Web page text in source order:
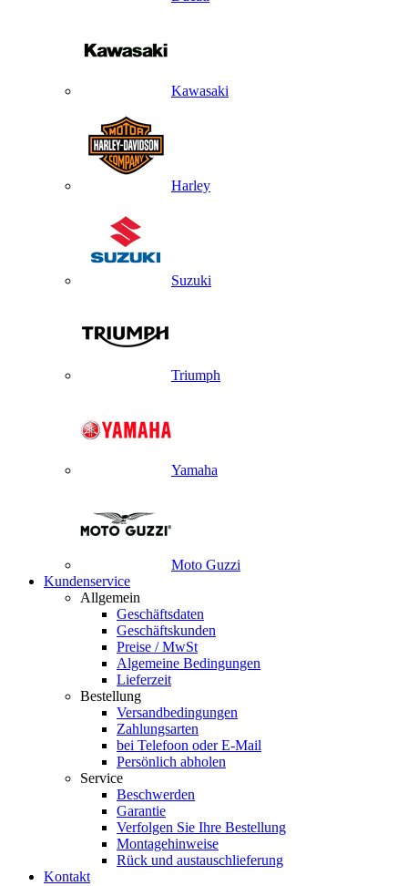
Kawasaki
Harley
Suzuki
Triumph
Yamaha
Moto Guzzi
Kundenservice
Allgemein
Geschäftsdaten
Geschäftskunden
Preise / MwSt
Algemeine Bedingungen
Lieferzeit
Bestellung
Versandbedingungen
Zahlungsarten
bei Telefoon oder E-Mail
Persönlich abholen
Service
Beschwerden
Garantie
Verfolgen Sie Ihre Bestellung
Montagehinweise
Rück und austauschlieferung
Kontakt